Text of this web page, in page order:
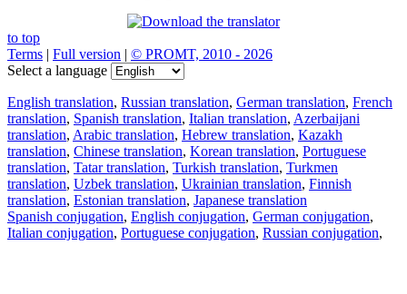
to top
Terms | Full version | © PROMT, 2010 - 2026
Select a language
English translation, Russian translation, German translation, French
translation, Spanish translation, Italian translation, Azerbaijani
translation, Arabic translation, Hebrew translation, Kazakh
translation, Chinese translation, Korean translation, Portuguese
translation, Tatar translation, Turkish translation, Turkmen
translation, Uzbek translation, Ukrainian translation, Finnish
translation, Estonian translation, Japanese translation
Spanish conjugation, English conjugation, German conjugation,
Italian conjugation, Portuguese conjugation, Russian conjugation,